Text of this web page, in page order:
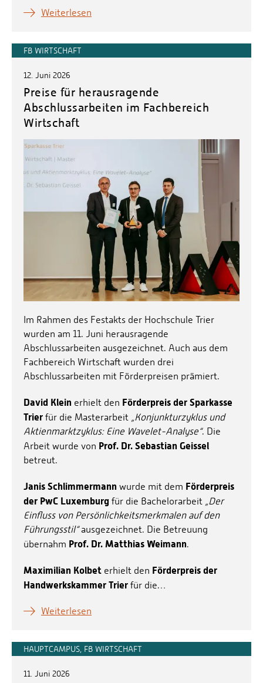
Weiterlesen
FB WIRTSCHAFT
12. Juni 2026
Preise für herausragende
Abschlussarbeiten im Fachbereich
Wirtschaft
Im Rahmen des Festakts der Hochschule Trier
wurden am 11. Juni herausragende
Abschlussarbeiten ausgezeichnet. Auch aus dem
Fachbereich Wirtschaft wurden drei
Abschlussarbeiten mit Förderpreisen prämiert.
David Klein erhielt den Förderpreis der Sparkasse
Trier für die Masterarbeit „Konjunkturzyklus und
Aktienmarktzyklus: Eine Wavelet-Analyse“. Die
Arbeit wurde von Prof. Dr. Sebastian Geissel
betreut.
Janis Schlimmermann wurde mit dem Förderpreis
der PwC Luxemburg für die Bachelorarbeit „Der
Einfluss von Persönlichkeitsmerkmalen auf den
Führungsstil“ausgezeichnet. Die Betreuung
übernahm Prof. Dr. Matthias Weimann.
Maximilian Kolbet erhielt den Förderpreis der
Handwerkskammer Trier für die…
Weiterlesen
HAUPTCAMPUS, FB WIRTSCHAFT
11. Juni 2026